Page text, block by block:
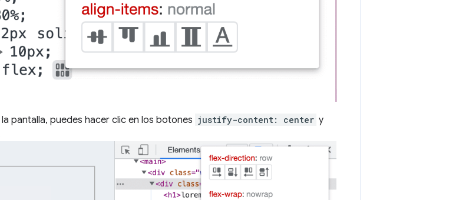
pantalla, puedes hacer clic en los botones justify-content: center y